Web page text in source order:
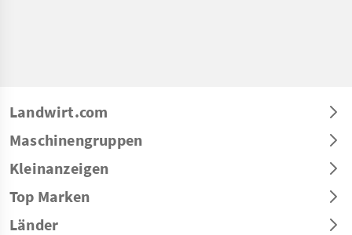
Landwirt.com
Maschinengruppen
Kleinanzeigen
Top Marken
Länder